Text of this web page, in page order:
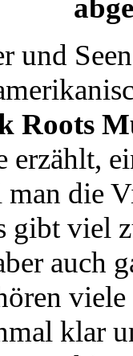
und
Roots
erzählt,
die
gibt viel
auch
klar